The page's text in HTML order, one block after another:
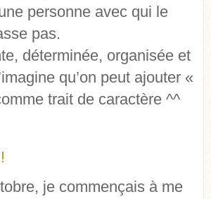
personne avec qui le
pas.
déterminée, organisée et
qu’on peut ajouter «
trait de caractère ^^
je commençais à me